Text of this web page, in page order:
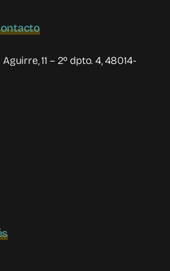
11 – 2º dpto. 4, 48014-